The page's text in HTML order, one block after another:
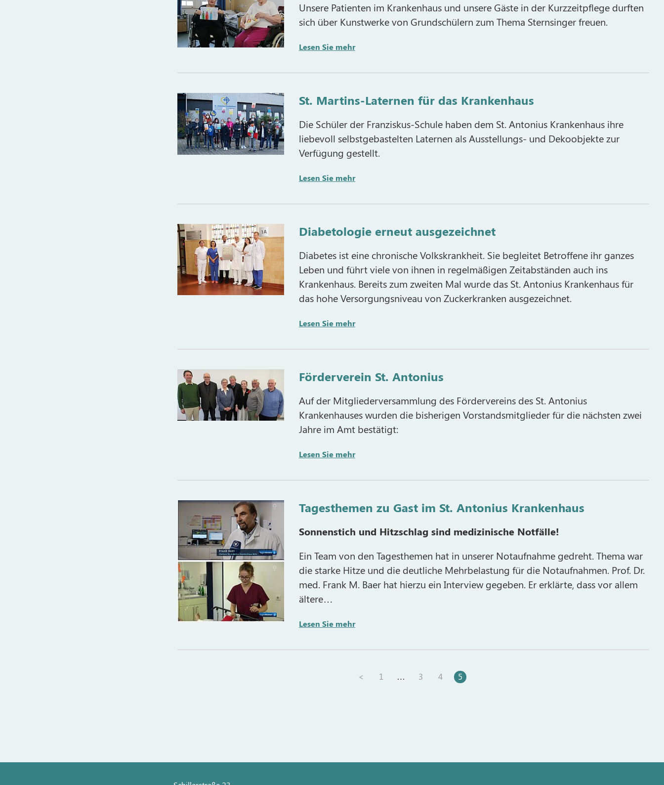
Unsere Patienten im Krankenhaus und unsere Gäste in der Kurzzeitpflege durften
sich über Kunstwerke von Grundschülern zum Thema Sternsinger freuen.
Lesen Sie mehr
St. Martins-Laternen für das Krankenhaus
Die Schüler der Franziskus-Schule haben dem St. Antonius Krankenhaus ihre
liebevoll selbstgebastelten Laternen als Ausstellungs- und Dekoobjekte zur
Verfügung gestellt.
Lesen Sie mehr
Diabetologie erneut ausgezeichnet
Diabetes ist eine chronische Volkskrankheit. Sie begleitet Betroffene ihr ganzes
Leben und führt viele von ihnen in regelmäßigen Zeitabständen auch ins
Krankenhaus. Bereits zum zweiten Mal wurde das St. Antonius Krankenhaus für
das hohe Versorgungsniveau von Zuckerkranken ausgezeichnet.
Lesen Sie mehr
Förderverein St. Antonius
Auf der Mitgliederversammlung des Fördervereins des St. Antonius
Krankenhauses wurden die bisherigen Vorstandsmitglieder für die nächsten zwei
Jahre im Amt bestätigt:
Lesen Sie mehr
Tagesthemen zu Gast im St. Antonius Krankenhaus
Sonnenstich und Hitzschlag sind medizinische Notfälle!
Ein Team von den Tagesthemen hat in unserer Notaufnahme gedreht. Thema war
die starke Hitze und die deutliche Mehrbelastung für die Notaufnahmen. Prof. Dr.
med. Frank M. Baer hat hierzu ein Interview gegeben. Er erklärte, dass vor allem
ältere…
Lesen Sie mehr
< 1 … 3 4 5